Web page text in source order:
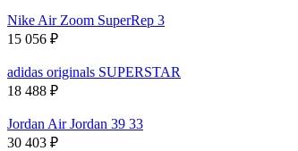
Nike Air Zoom SuperRep 3
15 056 ₽
adidas originals SUPERSTAR
18 488 ₽
Jordan Air Jordan 39 33
30 403 ₽